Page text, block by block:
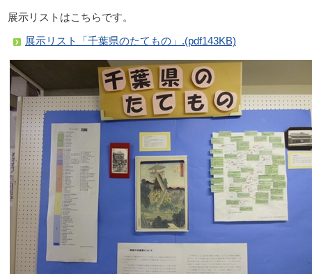
展示リストはこちらです。
展示リスト「千葉県のたてもの」.(pdf143KB)